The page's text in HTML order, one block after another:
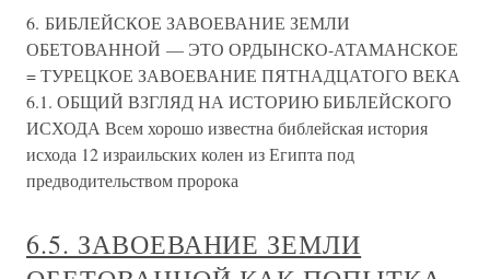
6. БИБЛЕЙСКОЕ ЗАВОЕВАНИЕ ЗЕМЛИ
ОБЕТОВАННОЙ — ЭТО ОРДЫНСКО-АТАМАНСКОЕ
= ТУРЕЦКОЕ ЗАВОЕВАНИЕ ПЯТНАДЦАТОГО ВЕКА
6.1. ОБЩИЙ ВЗГЛЯД НА ИСТОРИЮ БИБЛЕЙСКОГО
ИСХОДА Всем хорошо известна библейская история
исхода 12 израильских колен из Египта под
предводительством пророка
6.5. ЗАВОЕВАНИЕ ЗЕМЛИ